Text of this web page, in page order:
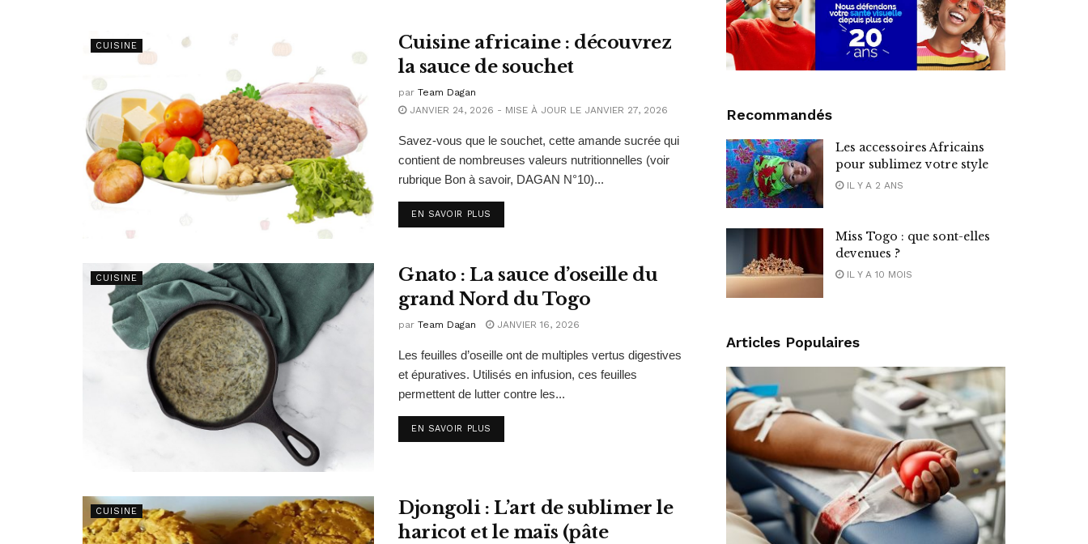
CUISINE
Cuisine africaine : découvrez
la sauce de souchet
par Team Dagan
JANVIER 24, 2026 - MISE À JOUR LE JANVIER 27, 2026
Savez-vous que le souchet, cette amande sucrée qui
contient de nombreuses valeurs nutritionnelles (voir
rubrique Bon à savoir, DAGAN N°10)...
EN SAVOIR PLUS
CUISINE
Gnato : La sauce d’oseille du
grand Nord du Togo
par Team Dagan JANVIER 16, 2026
Les feuilles d’oseille ont de multiples vertus digestives
et épuratives. Utilisés en infusion, ces feuilles
permettent de lutter contre les...
EN SAVOIR PLUS
CUISINE
Djongoli : L’art de sublimer le
haricot et le maïs (pâte
Recommandés
Les accessoires Africains
pour sublimez votre style
IL Y A 2 ANS
Miss Togo : que sont-elles
devenues ?
IL Y A 10 MOIS
Articles Populaires